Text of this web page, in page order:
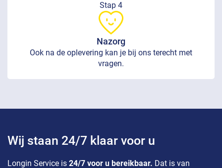
Stap 4
Nazorg
Ook na de oplevering kan je bij ons terecht met
vragen.
Wij staan 24/7 klaar voor u
Longin Service is 24/7 voor u bereikbaar. Dat is van